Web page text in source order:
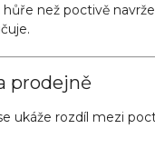
než poctivě
prodejně
ukáže rozdíl mezi